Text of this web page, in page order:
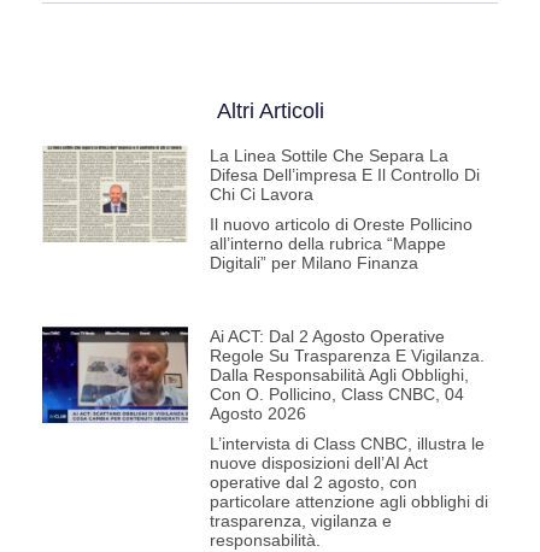
Altri Articoli
La Linea Sottile Che Separa La
Difesa Dell’impresa E Il Controllo Di
Chi Ci Lavora
Il nuovo articolo di Oreste Pollicino
all’interno della rubrica “Mappe
Digitali” per Milano Finanza
Ai ACT: Dal 2 Agosto Operative
Regole Su Trasparenza E Vigilanza.
Dalla Responsabilità Agli Obblighi,
Con O. Pollicino, Class CNBC, 04
Agosto 2026
L’intervista di Class CNBC, illustra le
nuove disposizioni dell’AI Act
operative dal 2 agosto, con
particolare attenzione agli obblighi di
trasparenza, vigilanza e
responsabilità.